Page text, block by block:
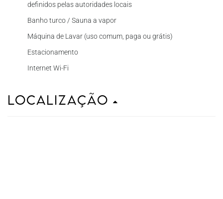
definidos pelas autoridades locais
Banho turco / Sauna a vapor
Máquina de Lavar (uso comum, paga ou grátis)
Estacionamento
Internet Wi-Fi
Localização